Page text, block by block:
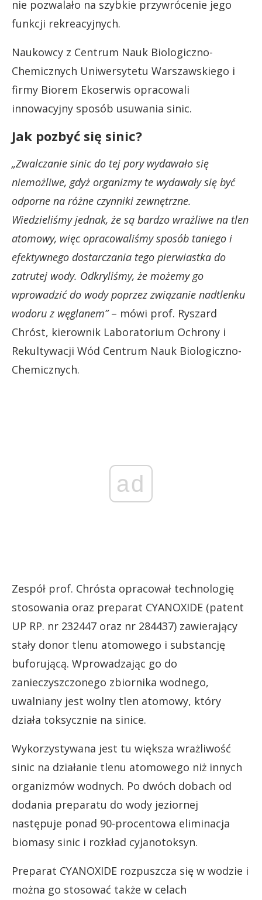
nie pozwalało na szybkie przywrócenie jego
funkcji rekreacyjnych.
Naukowcy z Centrum Nauk Biologiczno-
Chemicznych Uniwersytetu Warszawskiego i
firmy Biorem Ekoserwis opracowali
innowacyjny sposób usuwania sinic.
Jak pozbyć się sinic?
„Zwalczanie sinic do tej pory wydawało się
niemożliwe, gdyż organizmy te wydawały się być
odporne na różne czynniki zewnętrzne.
Wiedzieliśmy jednak, że są bardzo wrażliwe na tlen
atomowy, więc opracowaliśmy sposób taniego i
efektywnego dostarczania tego pierwiastka do
zatrutej wody. Odkryliśmy, że możemy go
wprowadzić do wody poprzez związanie nadtlenku
wodoru z węglanem”– mówi prof. Ryszard
Chróst, kierownik Laboratorium Ochrony i
Rekultywacji Wód Centrum Nauk Biologiczno-
Chemicznych.
ad
Zespół prof. Chrósta opracował technologię
stosowania oraz preparat CYANOXIDE (patent
UP RP. nr 232447 oraz nr 284437) zawierający
stały donor tlenu atomowego i substancję
buforującą. Wprowadzając go do
zanieczyszczonego zbiornika wodnego,
uwalniany jest wolny tlen atomowy, który
działa toksycznie na sinice.
Wykorzystywana jest tu większa wrażliwość
sinic na działanie tlenu atomowego niż innych
organizmów wodnych. Po dwóch dobach od
dodania preparatu do wody jeziornej
następuje ponad 90-procentowa eliminacja
biomasy sinic i rozkład cyjanotoksyn.
Preparat CYANOXIDE rozpuszcza się w wodzie i
można go stosować także w celach